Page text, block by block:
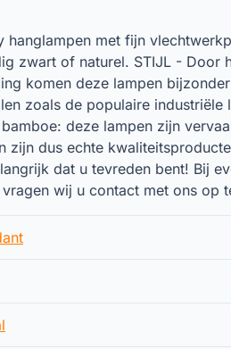
hanglampen met fijn
zwart of naturel. STIJL - Door
komen deze lampen
zoals de populaire industriële
deze lampen zijn
zijn dus echte
dat u tevreden bent! Bij
wij u contact met ons op